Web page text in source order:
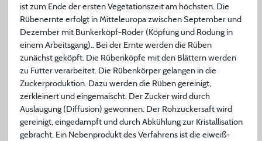
ist zum Ende der ersten Vegetationszeit am höchsten. Die
Rübenernte erfolgt in Mitteleuropa zwischen September und
Dezember mit Bunkerköpf-Roder (Köpfung und Rodung in
einem Arbeitsgang).. Bei der Ernte werden die Rüben
zunächst geköpft. Die Rübenköpfe mit den Blättern werden
zu Futter verarbeitet. Die Rübenkörper gelangen in die
Zuckerproduktion. Dazu werden die Rüben gereinigt,
zerkleinert und eingemaischt. Der Zucker wird durch
Auslaugung (Diffusion) gewonnen. Der Rohzuckersaft wird
gereinigt, eingedampft und durch Abkühlung zur Kristallisation
gebracht. Ein Nebenprodukt des Verfahrens ist die eiweiß-